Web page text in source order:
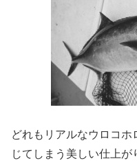
どれもリアルなウロコ
じてしまう美しい仕上が